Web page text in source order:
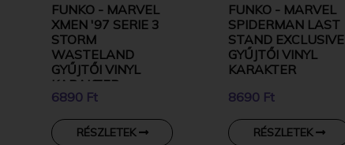
FUNKO - MARVEL
XMEN '97 SERIE 3
STORM
WASTELAND
GYŰJTŐI VINYL
KARAKTER
6890 Ft
RÉSZLETEK
FUNKO - MARVEL
SPIDERMAN LAST
STAND EXCLUSIVE
GYŰJTŐI VINYL
KARAKTER
8690 Ft
RÉSZLETEK